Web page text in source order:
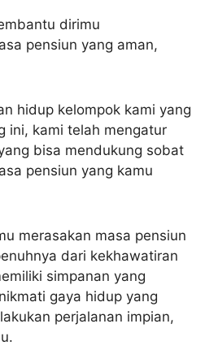
dirimu
pensiun yang aman,
hidup kelompok kami yang
ini, kami telah mengatur
bisa mendukung sobat
pensiun yang kamu
merasakan masa pensiun
dari kekhawatiran
simpanan yang
gaya hidup yang
perjalanan impian,